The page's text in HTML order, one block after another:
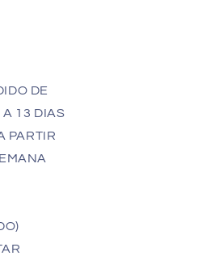
DE
A 13 DIAS
PARTIR